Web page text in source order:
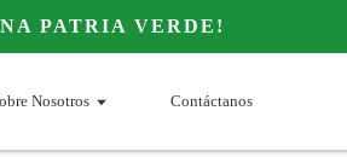
PATRIA VERDE!
Nosotros Contáctanos